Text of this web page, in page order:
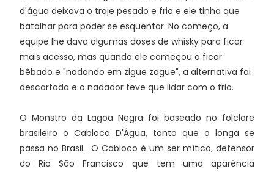
d'água deixava o traje pesado e frio e ele tinha que
batalhar para poder se esquentar. No começo, a
equipe lhe dava algumas doses de whisky para ficar
mais acesso, mas quando ele começou a ficar
bêbado e "nadando em zigue zague", a alternativa foi
descartada e o nadador teve que lidar com o frio.
O Monstro da Lagoa Negra foi baseado no folclore
brasileiro o Cabloco D'Água, tanto que o longa se
passa no Brasil. O Cabloco é um ser mítico, defensor
do Rio São Francisco que tem uma aparência